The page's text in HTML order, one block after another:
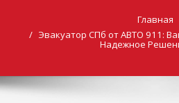
Главная
Эвакуатор СПб от АВТО 911:
Надежное